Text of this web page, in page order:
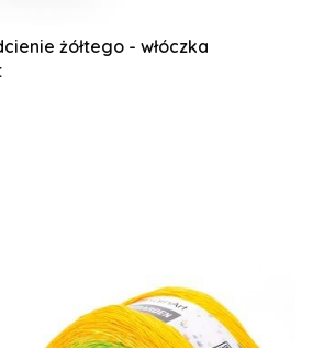
żółtego - włóczka